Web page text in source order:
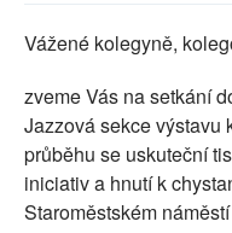
PŘÍSPĚVKY NA PROVOZ
SOCIÁLNÍ SÍTĚ
RUBRIKY
PLNÁ VERZE STRÁNEK
Vážené kolegyně,
zveme Vás na setkání
Jazzová sekce výstavu
průběhu se uskuteční
iniciativ a hnutí k
Staroměstském